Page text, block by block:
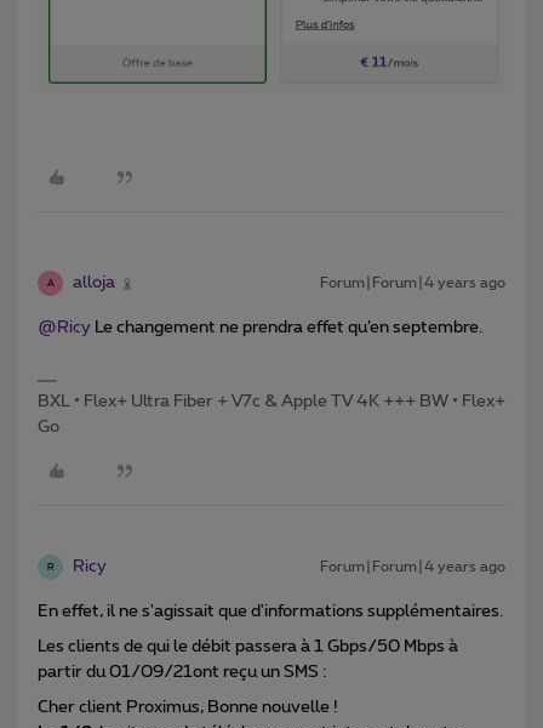
A alloja Forum|Forum|4 years ago
@Ricy Le changement ne prendra effet qu’en septembre.
BXL • Flex+ Ultra Fiber + V7c & Apple TV 4K +++ BW • Flex+
Go
R Ricy Forum|Forum|4 years ago
En effet, il ne s'agissait que d'informations supplémentaires.
Les clients de qui le débit passera à 1 Gbps/50 Mbps à
partir du 01/09/21ont reçu un SMS :
Cher client Proximus, Bonne nouvelle !